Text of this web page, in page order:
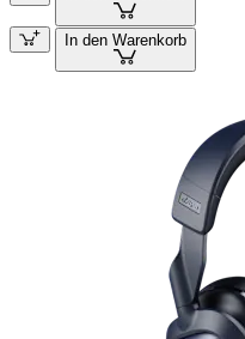
In den Warenkorb